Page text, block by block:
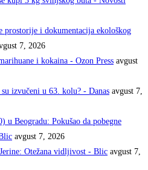
prostorije i dokumentacija ekološkog
7, 2026
i kokaina - Ozon Press avgust
izvučeni u 63. kolu? - Danas avgust 7,
u Beogradu: Pokušao da pobegne
avgust 7, 2026
Otežana vidljivost - Blic avgust 7,